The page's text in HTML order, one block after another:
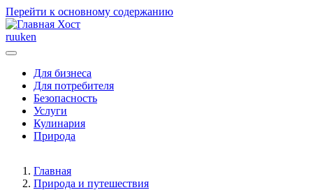
Перейти к основному содержанию
Хост
ruuken
Для бизнеса
Для потребителя
Безопасность
Услуги
Кулинария
Природа
Главная
Природа и путешествия